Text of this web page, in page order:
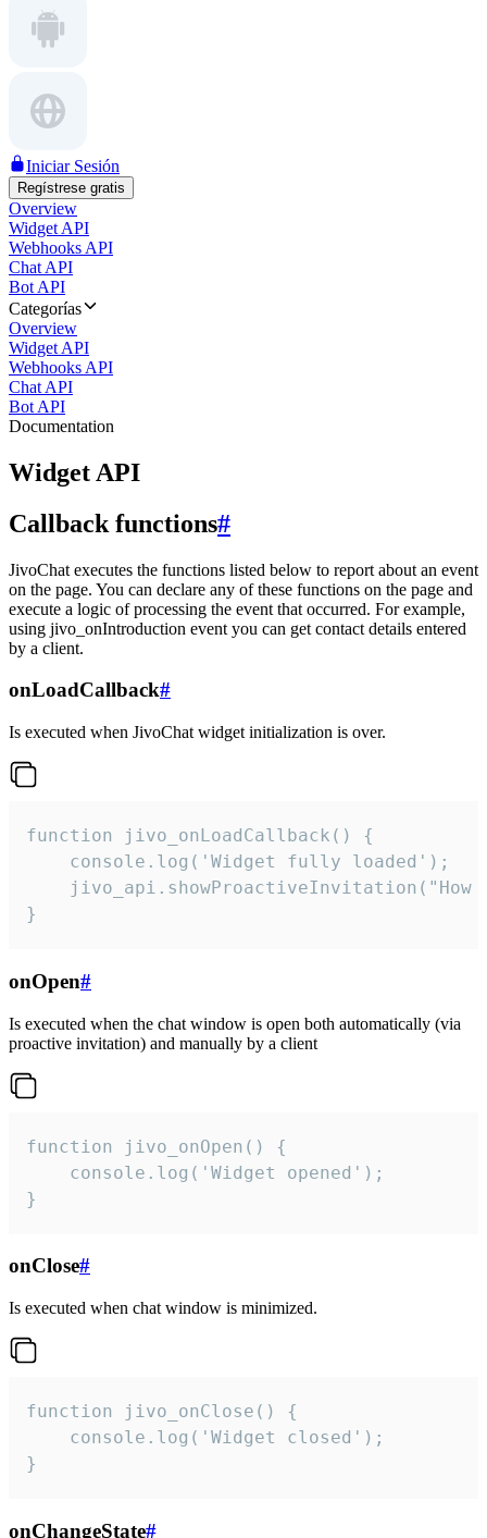
Iniciar Sesión
Regístrese gratis
Overview
Widget API
Webhooks API
Chat API
Bot API
Categorías
Overview
Widget API
Webhooks API
Chat API
Bot API
Documentation
Widget API
Callback functions#
JivoChat executes the functions listed below to report about an event
on the page. You can declare any of these functions on the page and
execute a logic of processing the event that occurred. For example,
using jivo_onIntroduction event you can get contact details entered
by a client.
onLoadCallback#
Is executed when JivoChat widget initialization is over.
function jivo_onLoadCallback() {
    console.log('Widget fully loaded');
jivo_api.showProactiveInvitation("How
}
onOpen#
Is executed when the chat window is open both automatically (via
proactive invitation) and manually by a client
function jivo_onOpen() {
    console.log('Widget opened');
}
onClose#
Is executed when chat window is minimized.
function jivo_onClose() {
    console.log('Widget closed');
}
onChangeState#